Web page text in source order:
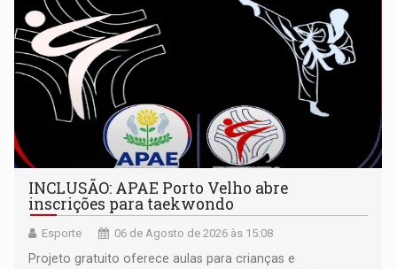
INCLUSÃO: APAE Porto Velho abre
inscrições para taekwondo
Esporte 06 de Agosto de 2026 às 15:08
Projeto gratuito oferece aulas para crianças e